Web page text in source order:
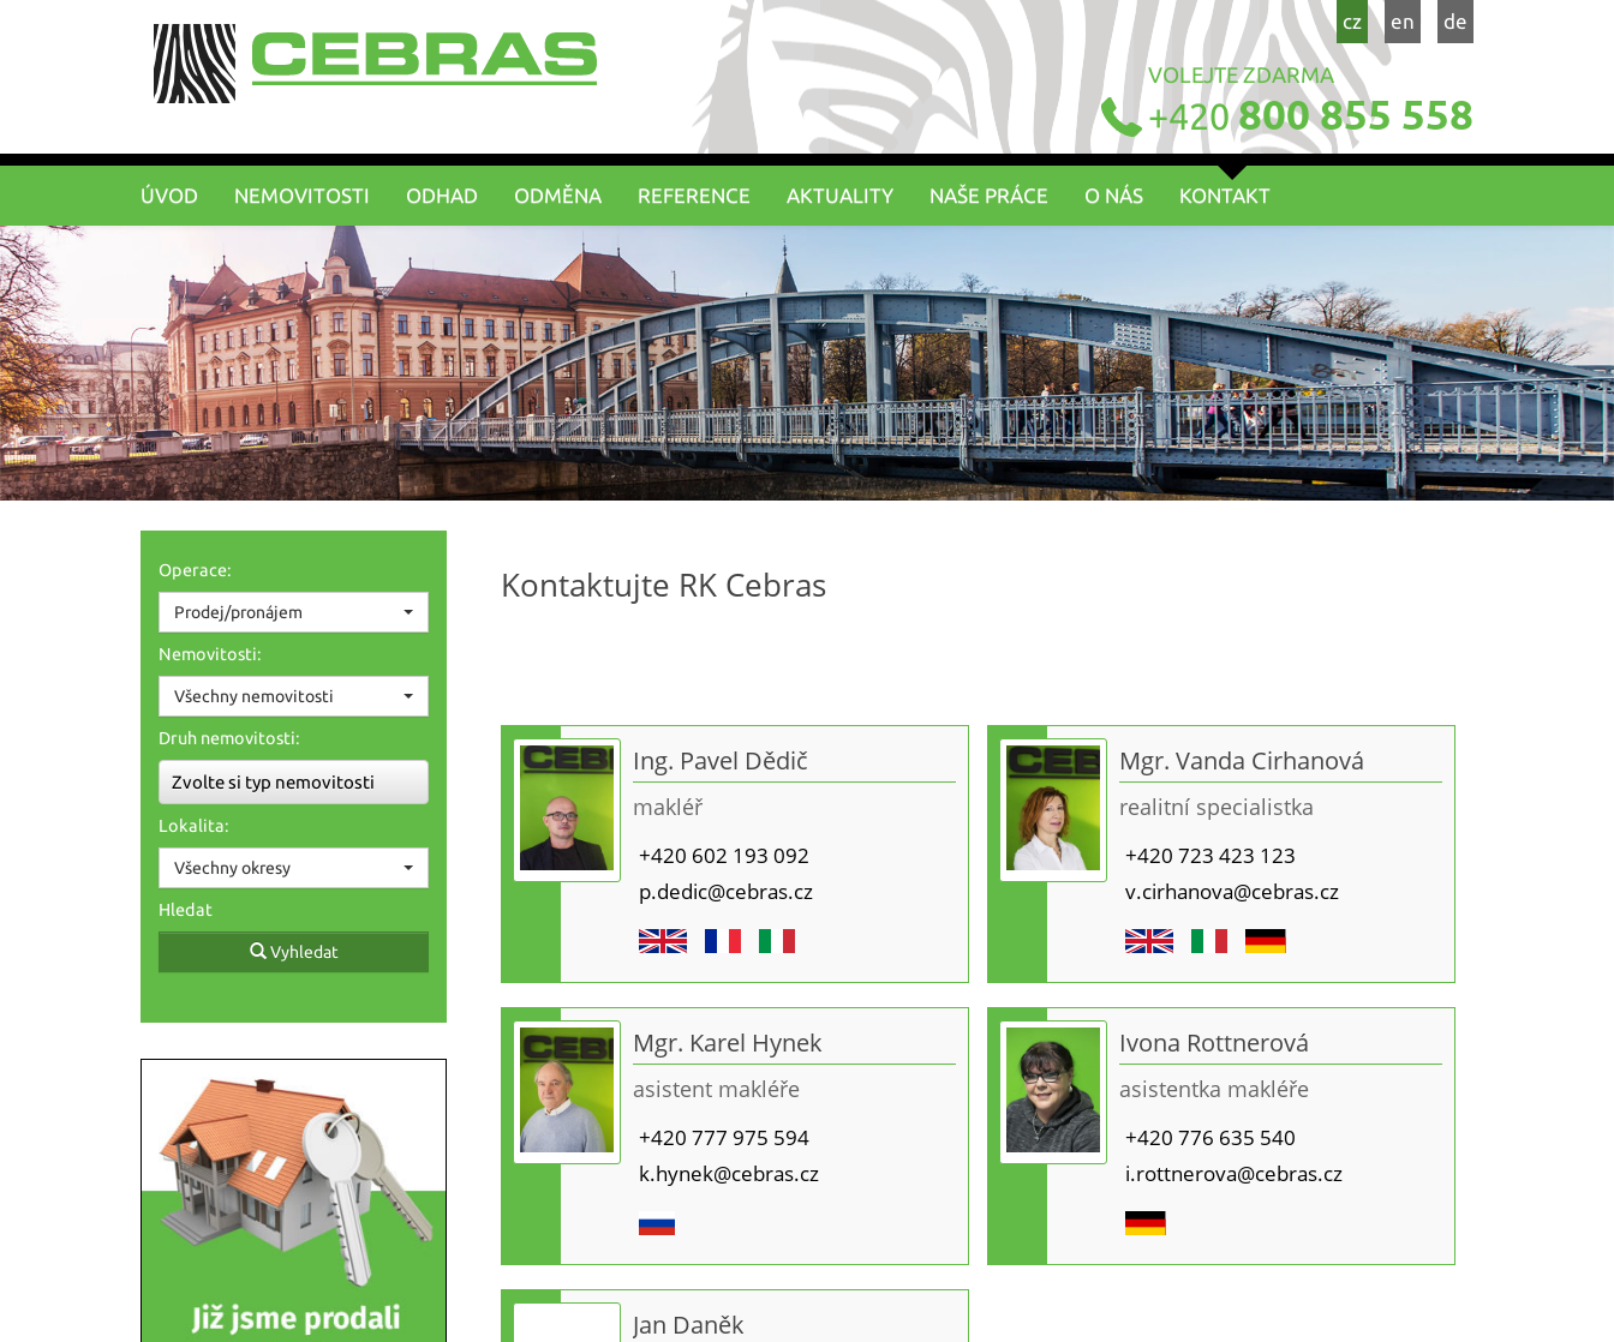
cz en de
VOLEJTE ZDARMA
+420800 855 558
ÚVOD NEMOVITOSTI ODHAD ODMĚNA REFERENCE AKTUALITY NAŠE PRÁCE O NÁS KONTAKT
Kontaktujte RK Cebras
Ing. Pavel Dědič
makléř
+420 602 193 092
p.dedic@cebras.cz
Mgr. Vanda Cirhanová
realitní specialistka
+420 723 423 123
v.cirhanova@cebras.cz
Ivona Rottnerová
asistentka makléře
+420 776 635 540
i.rottnerova@cebras.cz
Mgr. Karel Hynek
asistent makléře
+420 777 975 594
k.hynek@cebras.cz
Jan Daněk
Operace:
Prodej/pronájem
Nemovitosti:
Všechny nemovitosti
Druh nemovitosti:
Zvolte si typ nemovitosti
Lokalita:
Všechny okresy
Hledat
Vyhledat